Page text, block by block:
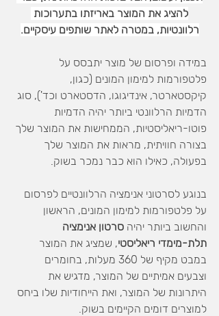
להציג את המוצר באריזתו בתערוכות
רלוונטיות, במטרה לאתר שותפים עיסקיים.
במידה ופרסום של מוצר יתבסס על
פלטפורמות למימון המונים (כגון,
קיקסטארטר, אינדיגוגו, הדסטארט וכד'), סוג
הדמיות הרלוונטי ביותר יהיה הדמיות
פוטו-ריאליסטיות, הממחישות את המוצר שלך
בצורה חוויתית, מראות את המוצר שלך
בפעולה, כאילו הוא כבר נמכר בשוק.
בנוגע לסרטוני אנימציה הרלוונטיים לפרסום
על פלטפורמות למימון המונים, הראשון
והחשוב ביותר יהיה סרטון אנימציה
תלת-מימדי ריאליסטי, שמציג את המוצר
במבט מקיף של 360 מעלות, בחומרים
וצבעים אמיתיים של המוצר, מדגיש את
היתרונות של המוצר, ואת הייחודיות שלו ביחס
למוצרים דומים הקיימים בשוק.